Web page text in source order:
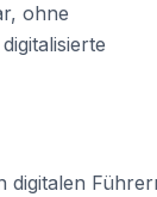
ohne
digitalen